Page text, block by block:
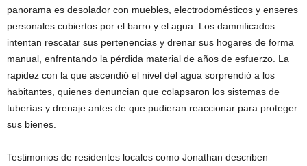
panorama es desolador con muebles, electrodomésticos y enseres
personales cubiertos por el barro y el agua. Los damnificados
intentan rescatar sus pertenencias y drenar sus hogares de forma
manual, enfrentando la pérdida material de años de esfuerzo. La
rapidez con la que ascendió el nivel del agua sorprendió a los
habitantes, quienes denuncian que colapsaron los sistemas de
tuberías y drenaje antes de que pudieran reaccionar para proteger
sus bienes.
Testimonios de residentes locales como Jonathan describen